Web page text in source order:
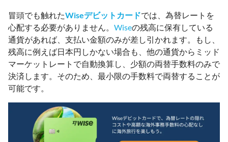
冒頭でも触れたWiseデビットカードでは、為替レートを
心配する必要がありません。 Wiseの残高に保有している
通貨があれば、支払い金額のみが差し引かれます。もし、
残高に例えば日本円しかない場合も、他の通貨からミッド
マーケットレートで自動換算し、少額の両替手数料のみで
決済します。そのため、最小限の手数料で両替することが
可能です。